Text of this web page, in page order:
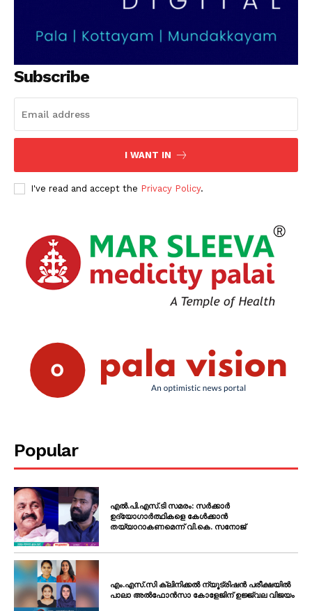
Subscribe
I WANT IN
I've read and accept the Privacy Policy.
Popular
എൽ.പി.എസ്.ടി സമരം: സർക്കാർ
ഉദ്യോഗാർത്ഥികളെ കേൾക്കാൻ
തയ്യാറാകണമെന്ന് വി.കെ. സനോജ്
എം.എസ്.സി ക്ലിനിക്കൽ ന്യൂട്രിഷൻ പരീക്ഷയിൽ
പാലാ അൽഫോൻസാ കോളേജിന് ഉജ്ജ്വല വിജയം